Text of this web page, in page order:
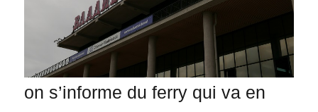
on s’informe du ferry qui va en